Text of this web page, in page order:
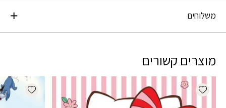
משלוחים
מוצרים קשורים
Add wishlist
wishlist